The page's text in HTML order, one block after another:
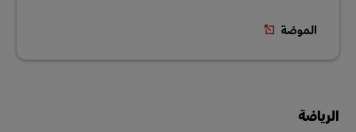
الموضة
الرياضة